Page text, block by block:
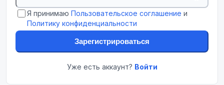
Я принимаю Пользовательское соглашение и
Политику конфиденциальности
Зарегистрироваться
Уже есть аккаунт? Войти